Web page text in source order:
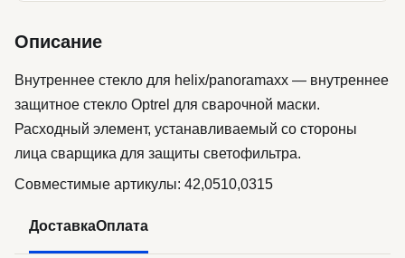
Описание
Внутреннее стекло для helix/panoramaxx — внутреннее
защитное стекло Optrel для сварочной маски.
Расходный элемент, устанавливаемый со стороны
лица сварщика для защиты светофильтра.
Совместимые артикулы: 42,0510,0315
ДоставкаОплата